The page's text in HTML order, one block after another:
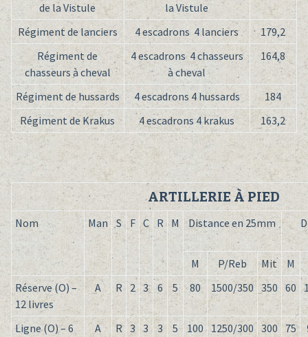
de la Vistule
la Vistule
Régiment de lanciers 4 escadrons 4 lanciers
179,2
Régiment de
chasseurs à cheval
4 escadrons 4 chasseurs
à cheval
164,8
Régiment de hussards 4 escadrons 4 hussards
184
Régiment de Krakus
4 escadrons 4 krakus 163,2
ARTILLERIE À PIED
Nom Man S F C R M Distance en 25mm
M P/Reb Mit
M
Réserve (O) –
12 livres
A R 2 3 6 5 80 1500/350 350 60
Ligne (O) – 6
A R 3 3 3 5 100 1250/300 300 75